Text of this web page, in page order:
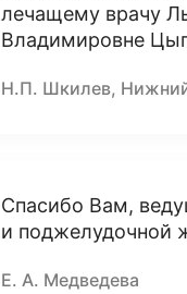
лечащему врачу
Владимировне
Н.П. Шкилев,
Спасибо Вам,
и поджелудочной
Е. А. Медведева